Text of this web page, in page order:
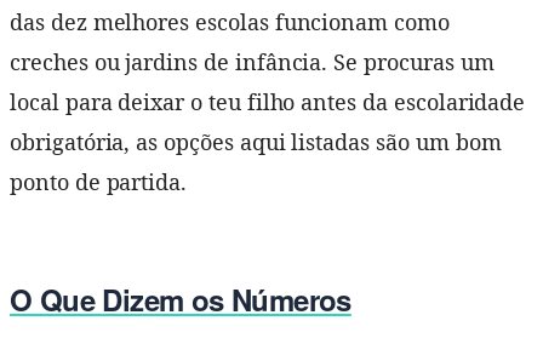
das dez melhores escolas funcionam como
creches ou jardins de infância. Se procuras um
local para deixar o teu filho antes da escolaridade
obrigatória, as opções aqui listadas são um bom
ponto de partida.
O Que Dizem os Números